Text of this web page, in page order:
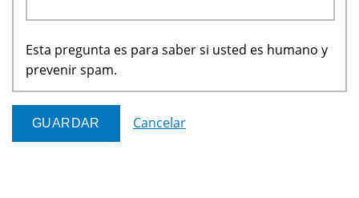
Esta pregunta es para saber si usted es humano y
prevenir spam.
Cancelar